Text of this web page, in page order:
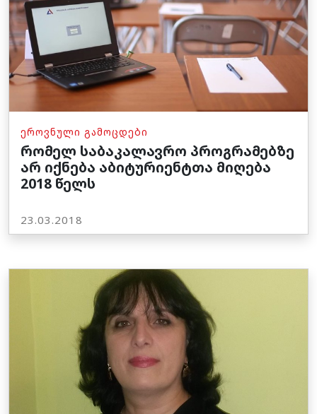
ᲔᲠᲝᲕᲜᲣᲚᲘ ᲒᲐᲛᲝᲪᲓᲔᲑᲘ
რომელ საბაკალავრო პროგრამებზე
არ იქნება აბიტურიენტთა მიღება
2018 წელს
23.03.2018